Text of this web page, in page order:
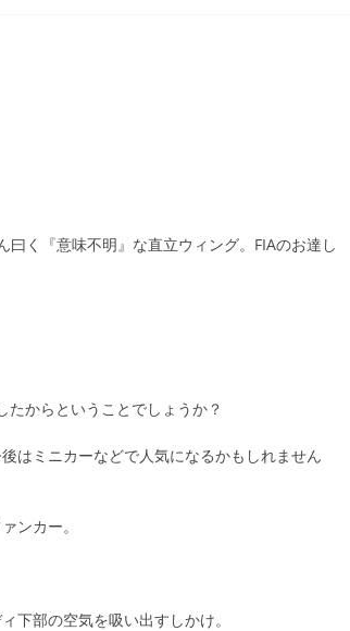
く『意味不明』な直立ウィング。FIAのお達し
たからということでしょうか？
はミニカーなどで人気になるかもしれません
ンカー。
下部の空気を吸い出すしかけ。